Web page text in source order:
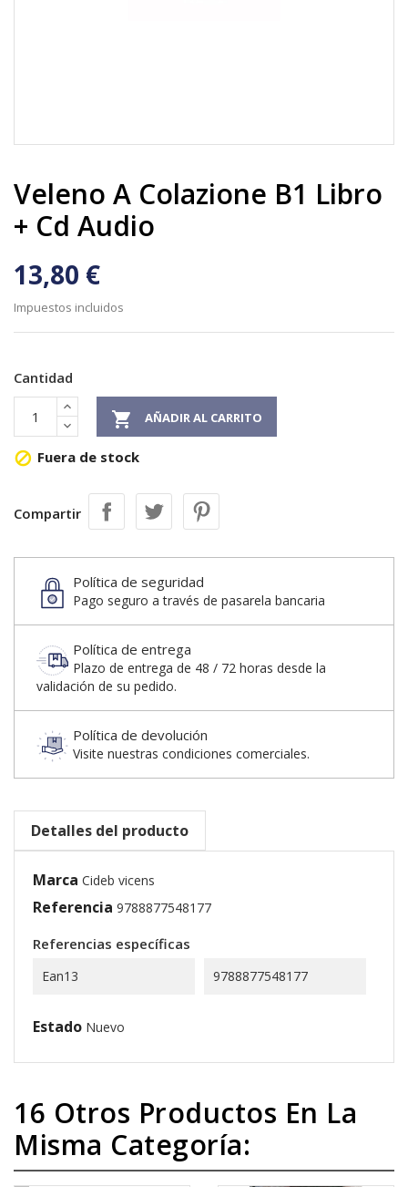
Veleno A Colazione B1 Libro
+ Cd Audio
13,80 €
Impuestos incluidos
Cantidad
 AÑADIR AL CARRITO
 Fuera de stock
Compartir
Política de seguridad
Pago seguro a través de pasarela bancaria
Política de entrega
Plazo de entrega de 48 / 72 horas desde la
validación de su pedido.
Política de devolución
Visite nuestras condiciones comerciales.
Detalles del producto
Marca Cideb vicens
Referencia 9788877548177
Referencias específicas
Ean13 9788877548177
Estado Nuevo
16 Otros Productos En La
Misma Categoría: